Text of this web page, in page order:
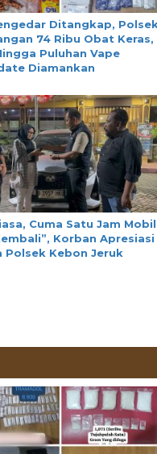
Ditangkap,
74 Ribu Obat Keras,
Puluhan Vape
Diamankan
Cuma Satu Jam Mobil
Korban Apresiasi
Polsek Kebon Jeruk